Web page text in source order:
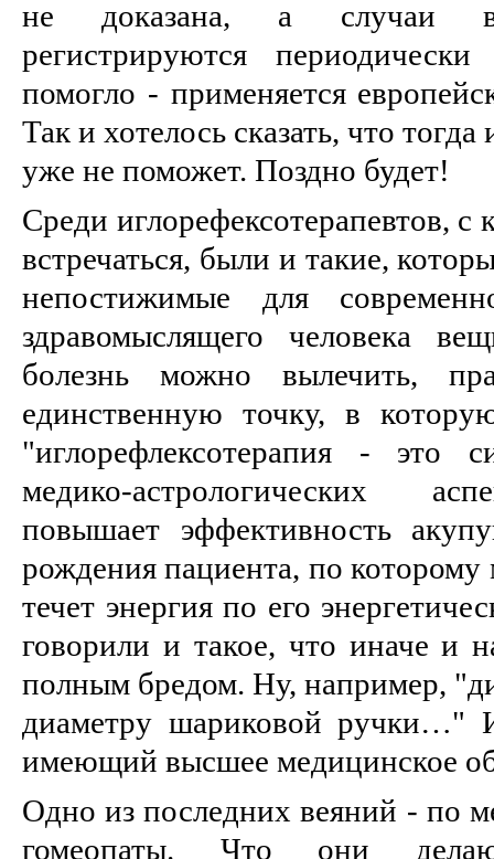
не доказана, а случаи
регистрируются
помогло - применяется
Так и хотелось сказать, что
уже не поможет. Поздно будет!
Среди иглорефексотерапевтов,
встречаться, были и такие,
непостижимые для
здравомыслящего человека
болезнь можно вылечить,
единственную точку, в
"иглорефлексотерапия - это
медико-астрологических
повышает эффективность
рождения пациента, по
течет энергия по его
говорили и такое, что иначе и
полным бредом. Ну, например,
диаметру шариковой ручки…"
имеющий высшее медицинское
Одно из последних веяний - по
гомеопаты. Что они